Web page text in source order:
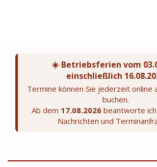
☀️ Betriebsferien vom
einschließlich
Termine können Sie jederzeit online
buchen.
Ab dem 17.08.2026beantworte ich
Nachrichten und